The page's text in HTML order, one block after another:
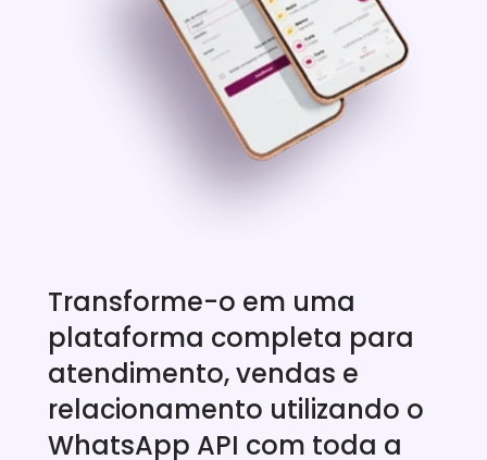
Transforme-o em uma
plataforma completa para
atendimento, vendas e
relacionamento utilizando o
WhatsApp API com toda a